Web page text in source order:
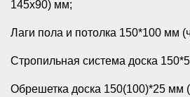
145х90) мм;
Лаги пола и потолка 150*100 мм
Стропильная система доска
Обрешетка доска 150(100)*25 мм